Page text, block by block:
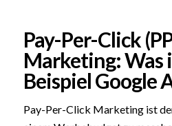
Pay-Per-Click
Marketing: Was
Beispiel Google
Pay-Per-Click Marketing ist